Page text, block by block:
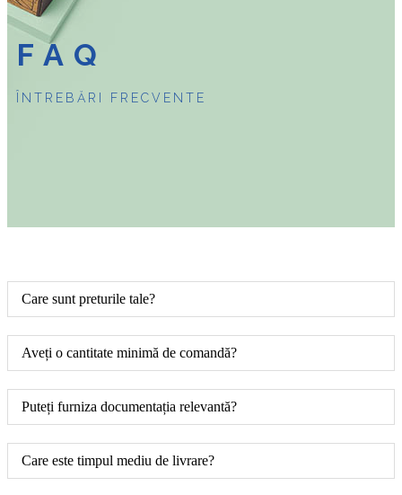
FAQ
ÎNTREBĂRI FRECVENTE
Care sunt preturile tale?
Aveți o cantitate minimă de comandă?
Puteți furniza documentația relevantă?
Care este timpul mediu de livrare?